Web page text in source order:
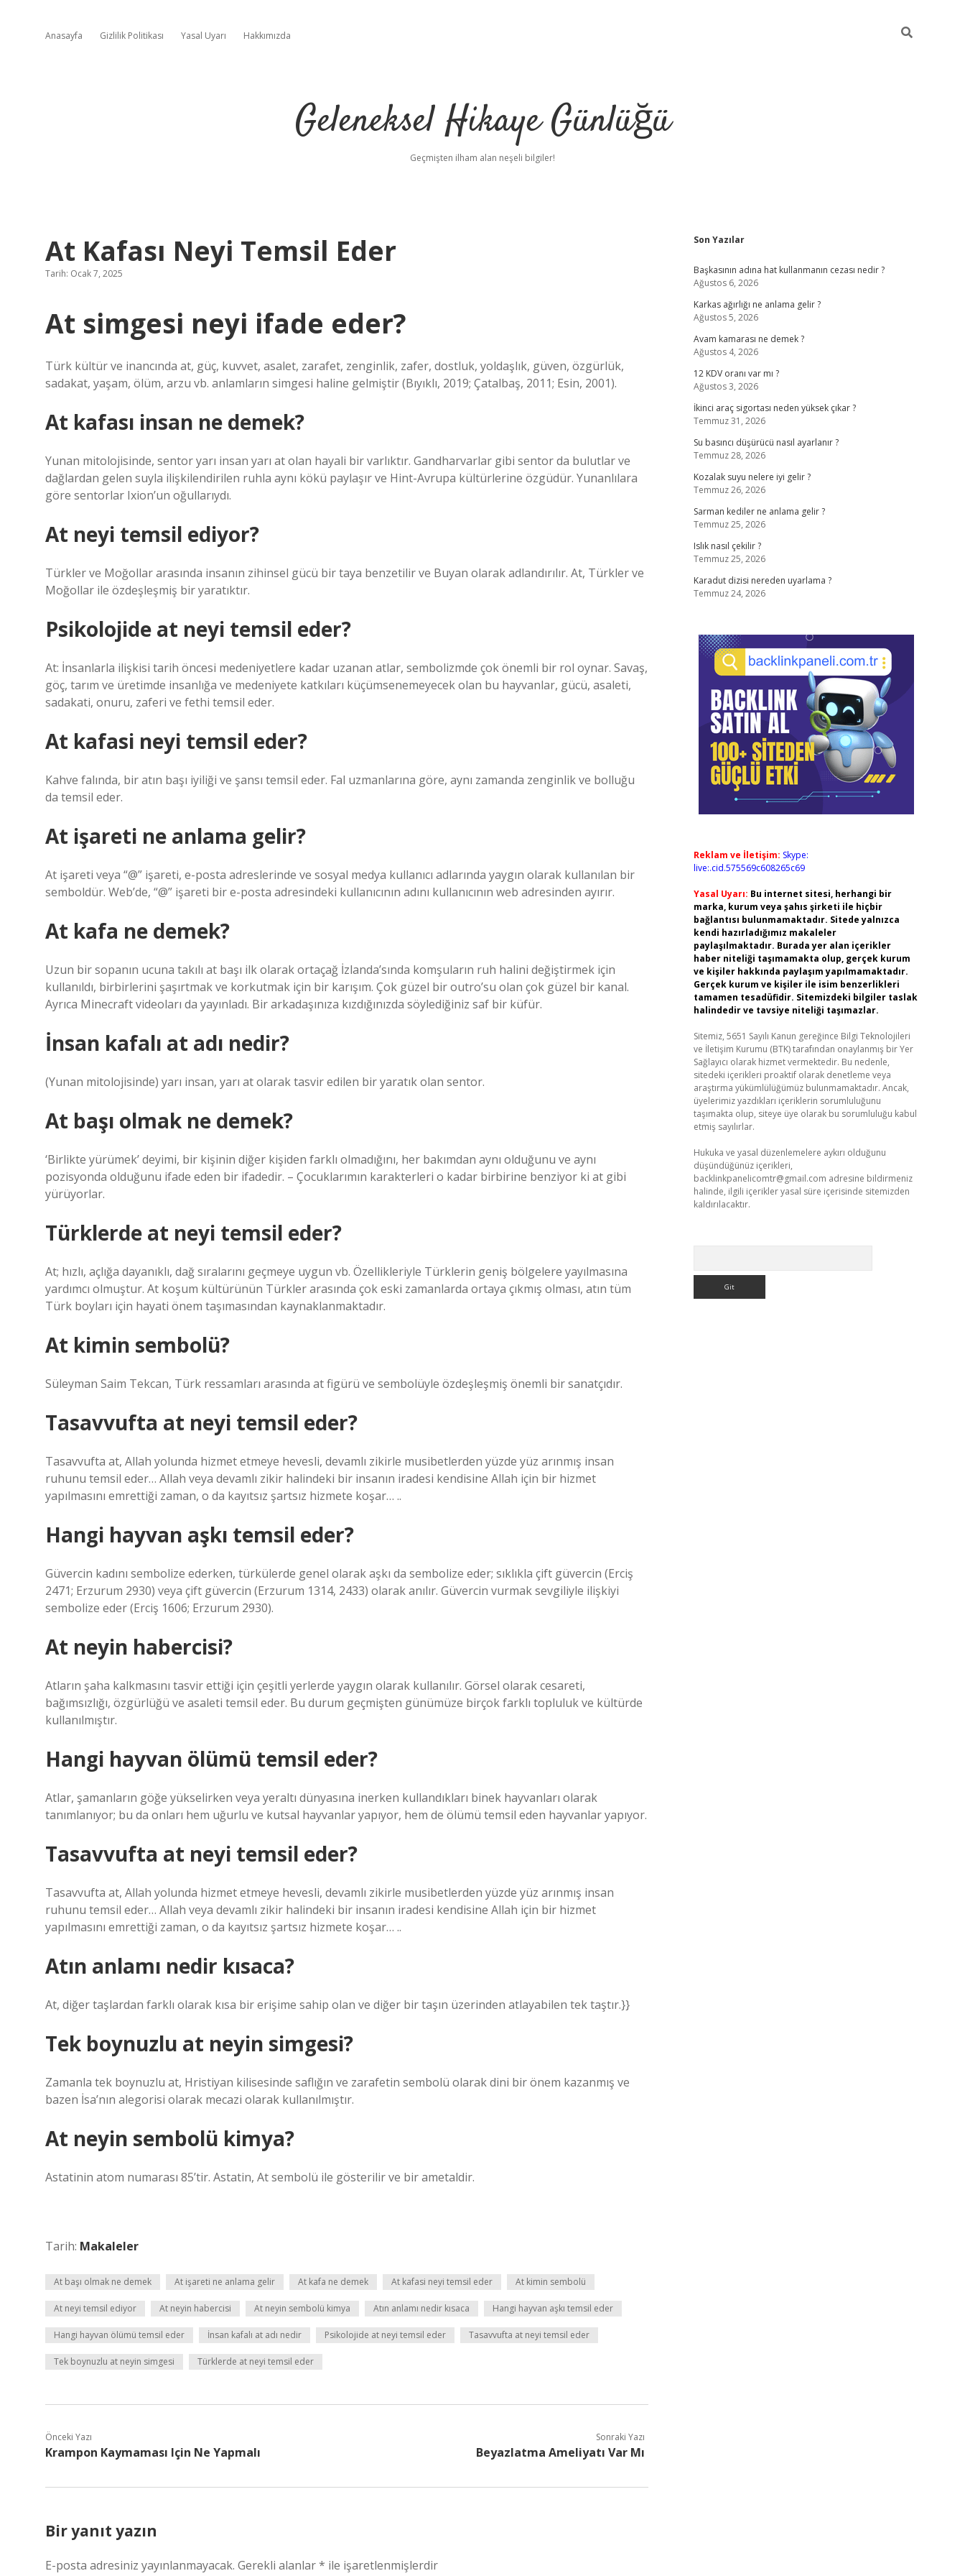
Anasayfa Gizlilik Politikası Yasal Uyarı Hakkımızda
Geleneksel Hikaye Günlüğü
Geçmişten ilham alan neşeli bilgiler!
At Kafası Neyi Temsil Eder
Tarih: Ocak 7, 2025
At simgesi neyi ifade eder?
Türk kültür ve inancında at, güç, kuvvet, asalet, zarafet, zenginlik, zafer, dostluk, yoldaşlık, güven, özgürlük,
sadakat, yaşam, ölüm, arzu vb. anlamların simgesi haline gelmiştir (Bıyıklı, 2019; Çatalbaş, 2011; Esin, 2001).
At kafası insan ne demek?
Yunan mitolojisinde, sentor yarı insan yarı at olan hayali bir varlıktır. Gandharvarlar gibi sentor da bulutlar ve
dağlardan gelen suyla ilişkilendirilen ruhla aynı kökü paylaşır ve Hint-Avrupa kültürlerine özgüdür. Yunanlılara
göre sentorlar Ixion’un oğullarıydı.
At neyi temsil ediyor?
Türkler ve Moğollar arasında insanın zihinsel gücü bir taya benzetilir ve Buyan olarak adlandırılır. At, Türkler ve
Moğollar ile özdeşleşmiş bir yaratıktır.
Psikolojide at neyi temsil eder?
At: İnsanlarla ilişkisi tarih öncesi medeniyetlere kadar uzanan atlar, sembolizmde çok önemli bir rol oynar. Savaş,
göç, tarım ve üretimde insanlığa ve medeniyete katkıları küçümsenemeyecek olan bu hayvanlar, gücü, asaleti,
sadakati, onuru, zaferi ve fethi temsil eder.
At kafasi neyi temsil eder?
Kahve falında, bir atın başı iyiliği ve şansı temsil eder. Fal uzmanlarına göre, aynı zamanda zenginlik ve bolluğu
da temsil eder.
At işareti ne anlama gelir?
At işareti veya “@” işareti, e-posta adreslerinde ve sosyal medya kullanıcı adlarında yaygın olarak kullanılan bir
semboldür. Web’de, “@” işareti bir e-posta adresindeki kullanıcının adını kullanıcının web adresinden ayırır.
At kafa ne demek?
Uzun bir sopanın ucuna takılı at başı ilk olarak ortaçağ İzlanda’sında komşuların ruh halini değiştirmek için
kullanıldı, birbirlerini şaşırtmak ve korkutmak için bir karışım. Çok güzel bir outro’su olan çok güzel bir kanal.
Ayrıca Minecraft videoları da yayınladı. Bir arkadaşınıza kızdığınızda söylediğiniz saf bir küfür.
İnsan kafalı at adı nedir?
(Yunan mitolojisinde) yarı insan, yarı at olarak tasvir edilen bir yaratık olan sentor.
At başı olmak ne demek?
‘Birlikte yürümek’ deyimi, bir kişinin diğer kişiden farklı olmadığını, her bakımdan aynı olduğunu ve aynı
pozisyonda olduğunu ifade eden bir ifadedir. – Çocuklarımın karakterleri o kadar birbirine benziyor ki at gibi
yürüyorlar.
Türklerde at neyi temsil eder?
At; hızlı, açlığa dayanıklı, dağ sıralarını geçmeye uygun vb. Özellikleriyle Türklerin geniş bölgelere yayılmasına
yardımcı olmuştur. At koşum kültürünün Türkler arasında çok eski zamanlarda ortaya çıkmış olması, atın tüm
Türk boyları için hayati önem taşımasından kaynaklanmaktadır.
At kimin sembolü?
Süleyman Saim Tekcan, Türk ressamları arasında at figürü ve sembolüyle özdeşleşmiş önemli bir sanatçıdır.
Tasavvufta at neyi temsil eder?
Tasavvufta at, Allah yolunda hizmet etmeye hevesli, devamlı zikirle musibetlerden yüzde yüz arınmış insan
ruhunu temsil eder… Allah veya devamlı zikir halindeki bir insanın iradesi kendisine Allah için bir hizmet
yapılmasını emrettiği zaman, o da kayıtsız şartsız hizmete koşar… ..
Hangi hayvan aşkı temsil eder?
Güvercin kadını sembolize ederken, türkülerde genel olarak aşkı da sembolize eder; sıklıkla çift güvercin (Erciş
2471; Erzurum 2930) veya çift güvercin (Erzurum 1314, 2433) olarak anılır. Güvercin vurmak sevgiliyle ilişkiyi
sembolize eder (Erciş 1606; Erzurum 2930).
At neyin habercisi?
Atların şaha kalkmasını tasvir ettiği için çeşitli yerlerde yaygın olarak kullanılır. Görsel olarak cesareti,
bağımsızlığı, özgürlüğü ve asaleti temsil eder. Bu durum geçmişten günümüze birçok farklı topluluk ve kültürde
kullanılmıştır.
Hangi hayvan ölümü temsil eder?
Atlar, şamanların göğe yükselirken veya yeraltı dünyasına inerken kullandıkları binek hayvanları olarak
tanımlanıyor; bu da onları hem uğurlu ve kutsal hayvanlar yapıyor, hem de ölümü temsil eden hayvanlar yapıyor.
Tasavvufta at neyi temsil eder?
Tasavvufta at, Allah yolunda hizmet etmeye hevesli, devamlı zikirle musibetlerden yüzde yüz arınmış insan
ruhunu temsil eder… Allah veya devamlı zikir halindeki bir insanın iradesi kendisine Allah için bir hizmet
yapılmasını emrettiği zaman, o da kayıtsız şartsız hizmete koşar… ..
Atın anlamı nedir kısaca?
At, diğer taşlardan farklı olarak kısa bir erişime sahip olan ve diğer bir taşın üzerinden atlayabilen tek taştır.}}
Tek boynuzlu at neyin simgesi?
Zamanla tek boynuzlu at, Hristiyan kilisesinde saflığın ve zarafetin sembolü olarak dini bir önem kazanmış ve
bazen İsa’nın alegorisi olarak mecazi olarak kullanılmıştır.
At neyin sembolü kimya?
Astatinin atom numarası 85’tir. Astatin, At sembolü ile gösterilir ve bir ametaldir.
Tarih: Makaleler
At başı olmak ne demek At işareti ne anlama gelir At kafa ne demek At kafasi neyi temsil eder At kimin sembolü
At neyi temsil ediyor At neyin habercisi At neyin sembolü kimya Atın anlamı nedir kısaca Hangi hayvan aşkı temsil eder
Hangi hayvan ölümü temsil eder İnsan kafalı at adı nedir Psikolojide at neyi temsil eder Tasavvufta at neyi temsil eder
Tek boynuzlu at neyin simgesi Türklerde at neyi temsil eder
Önceki Yazı
Krampon Kaymaması Için Ne Yapmalı
Sonraki Yazı
Beyazlatma Ameliyatı Var Mı
Bir yanıt yazın
E-posta adresiniz yayınlanmayacak. Gerekli alanlar* ile işaretlenmişlerdir
Sidebar
Son Yazılar
Başkasının adına hat kullanmanın cezası nedir ?
Ağustos 6, 2026
Karkas ağırlığı ne anlama gelir ?
Ağustos 5, 2026
Avam kamarası ne demek ?
Ağustos 4, 2026
12 KDV oranı var mı ?
Ağustos 3, 2026
İkinci araç sigortası neden yüksek çıkar ?
Temmuz 31, 2026
Su basıncı düşürücü nasıl ayarlanır ?
Temmuz 28, 2026
Kozalak suyu nelere iyi gelir ?
Temmuz 26, 2026
Sarman kediler ne anlama gelir ?
Temmuz 25, 2026
Islık nasıl çekilir ?
Temmuz 25, 2026
Karadut dizisi nereden uyarlama ?
Temmuz 24, 2026
Reklam ve İletişim: Skype:
live:.cid.575569c608265c69
Yasal Uyarı: Bu internet sitesi, herhangi bir
marka, kurum veya şahıs şirketi ile hiçbir
bağlantısı bulunmamaktadır. Sitede yalnızca
kendi hazırladığımız makaleler
paylaşılmaktadır. Burada yer alan içerikler
haber niteliği taşımamakta olup, gerçek kurum
ve kişiler hakkında paylaşım yapılmamaktadır.
Gerçek kurum ve kişiler ile isim benzerlikleri
tamamen tesadüfidir. Sitemizdeki bilgiler taslak
halindedir ve tavsiye niteliği taşımazlar.
Sitemiz, 5651 Sayılı Kanun gereğince Bilgi Teknolojileri
ve İletişim Kurumu (BTK) tarafından onaylanmış bir Yer
Sağlayıcı olarak hizmet vermektedir. Bu nedenle,
sitedeki içerikleri proaktif olarak denetleme veya
araştırma yükümlülüğümüz bulunmamaktadır. Ancak,
üyelerimiz yazdıkları içeriklerin sorumluluğunu
taşımakta olup, siteye üye olarak bu sorumluluğu kabul
etmiş sayılırlar.
Hukuka ve yasal düzenlemelere aykırı olduğunu
düşündüğünüz içerikleri,
backlinkpanelicomtr@gmail.com adresine bildirmeniz
halinde, ilgili içerikler yasal süre içerisinde sitemizden
kaldırılacaktır.